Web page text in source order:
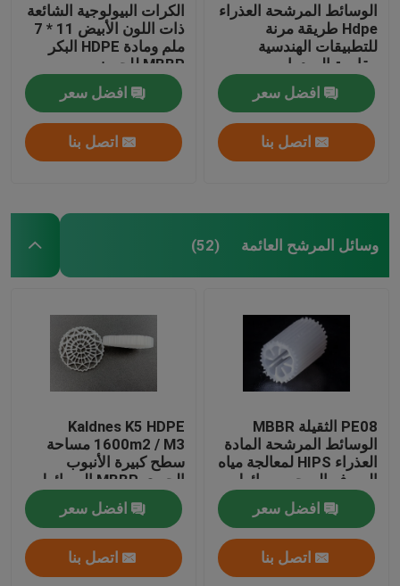
الوسائط المرشحة العذراء
Hdpe طريقة مرنة
للتطبيقات الهندسية
مقاومة الصدمات
افضل سعر
اتصل بنا
الكرات البيولوجية الشائعة
ذات اللون الأبيض 11 * 7
ملم ومادة HDPE البكر
MBBR للحوض
افضل سعر
اتصل بنا
وسائل المرشح العائمة (52)
PE08 الثقيلة MBBR
الوسائط المرشحة المادة
العذراء HIPS لمعالجة مياه
الصرف الصحي وسائط
الكتلة الحيوية الملونة
البيضاء
افضل سعر
اتصل بنا
Kaldnes K5 HDPE
1600m2 / M3 مساحة
سطح كبيرة الأنبوب
الحيوي MBBR الوسائط
المرشحة العائمة
افضل سعر
اتصل بنا